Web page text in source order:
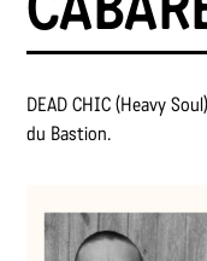
DEAD CHIC (Heavy
du Bastion.